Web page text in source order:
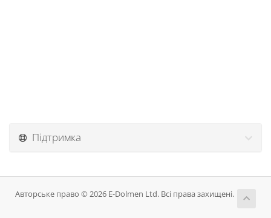
Підтримка
Авторське право © 2026 E-Dolmen Ltd. Всі права захищені.